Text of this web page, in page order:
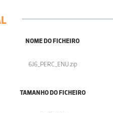
NOME DO FICHEIRO
6J6_PERC_ENU.zip
TAMANHO DO FICHEIRO